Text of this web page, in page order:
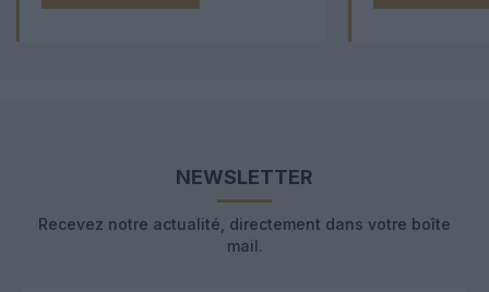
NEWSLETTER
Recevez notre actualité, directement dans votre boîte
mail.